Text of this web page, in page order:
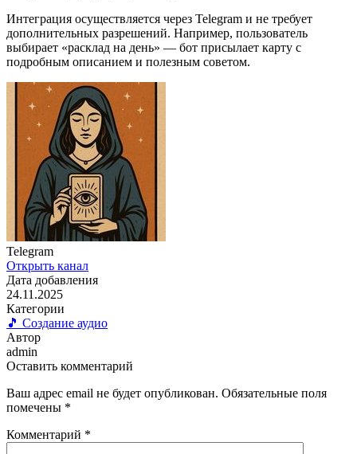
Интеграция осуществляется через Telegram и не требует
дополнительных разрешений. Например, пользователь
выбирает «расклад на день» — бот присылает карту с
подробным описанием и полезным советом.
Telegram
Открыть канал
Дата добавления
24.11.2025
Категории
🎵 Создание аудио
Автор
admin
Оставить комментарий
Ваш адрес email не будет опубликован. Обязательные поля
помечены *
Комментарий *